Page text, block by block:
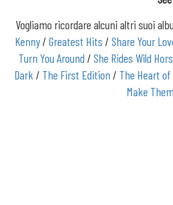
Vogliamo ricordare alcuni altri suoi
Kenny/ Greatest Hits / Share Your
Turn You Around /She Rides Wild
Dark / The First Edition / The Heart
Make